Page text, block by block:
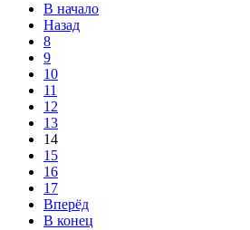
В начало
Назад
8
9
10
11
12
13
14
15
16
17
Вперёд
В конец